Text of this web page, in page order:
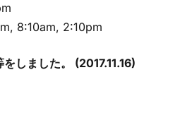
8:10am, 2:10pm
しました。 (2017.11.16)